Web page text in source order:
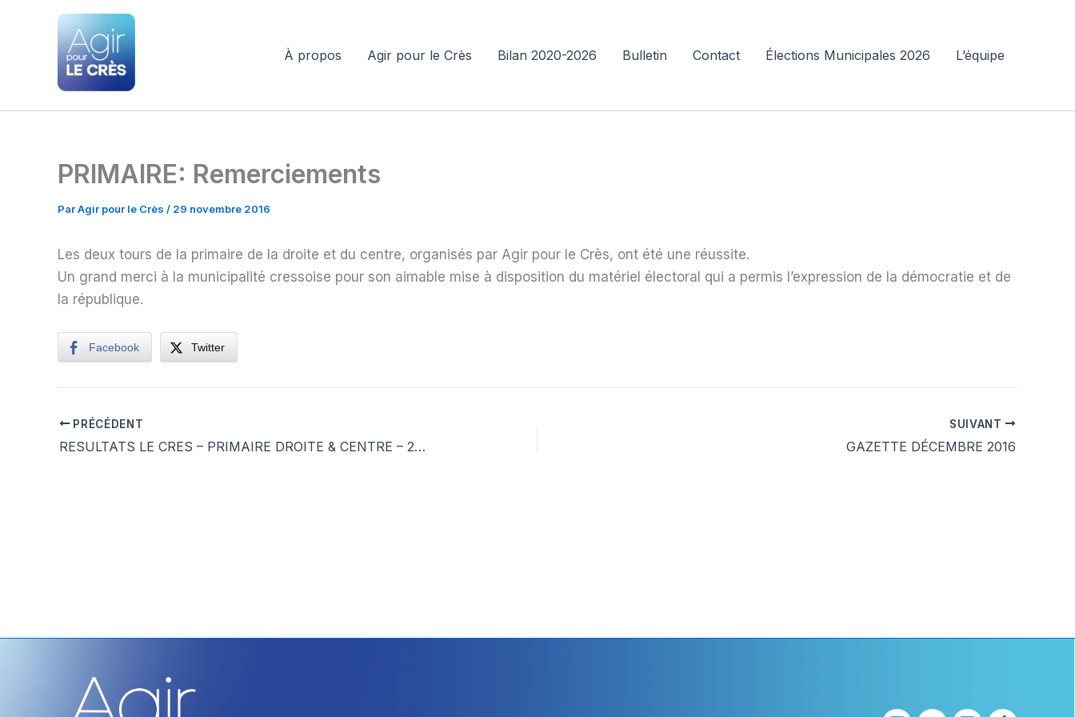
À propos Agir pour le Crès Bilan 2020-2026 Bulletin Contact Élections Municipales 2026 L’équipe
PRIMAIRE: Remerciements
ParAgir pour le Crès / 29 novembre 2016
Les deux tours de la primaire de la droite et du centre, organisés par Agir pour le Crès, ont été une réussite.
Un grand merci à la municipalité cressoise pour son aimable mise à disposition du matériel électoral qui a permis l’expression de la démocratie et de
la république.
Facebook Twitter
PRÉCÉDENT
RESULTATS LE CRES – PRIMAIRE DROITE & CENTRE – 27.11.16
SUIVANT
GAZETTE DÉCEMBRE 2016